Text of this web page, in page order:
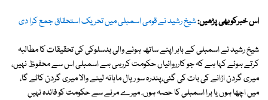
اس خبرکوبھی پڑھیں:شیخ رشید نے قومی اسمبلی میں تحریک استحقاق جمع کرا دی
شیخ رشید نے اسمبلی کے باہر اپنے ساتھ ہونے والی بدسلوکی کی تحقیقات کا مطالبہ
کرتے ہوئے کہا ہے کہ جو کارروائیاں حکومت کررہی ہے اسمبلی اس سے محفوظ نہیں،
میری گردن اڑانے کی بات کی گئی،پندرہ سو ریال ماہانہ لینے والا میری گردن کاٹے گا،
میں اچھا ہوں یا برا اسمبلی کا حصہ ہوں، میرے مرنے سے حکومت کو فائدہ نہیں